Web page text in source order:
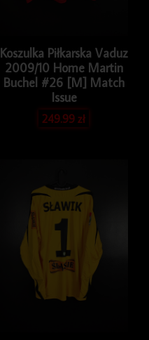
Koszulka Piłkarska Vaduz
2009/10 Home Martin
Buchel #26 [M] Match
Issue
249.99zł